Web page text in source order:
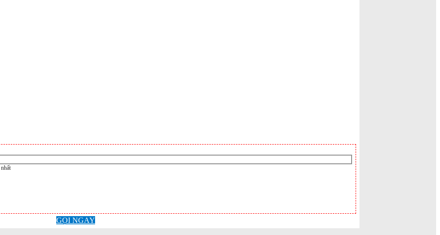
GỌI NGAY